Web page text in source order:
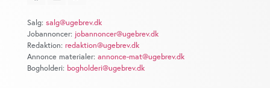
Salg: salg@ugebrev.dk
Jobannoncer: jobannoncer@ugebrev.dk
Redaktion: redaktion@ugebrev.dk
Annonce materialer: annonce-mat@ugebrev.dk
Bogholderi: bogholderi@ugebrev.dk